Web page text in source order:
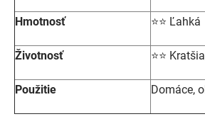
Hmotnosť ⭐⭐ Ľahká
Životnosť ⭐⭐
Použitie Domáce,